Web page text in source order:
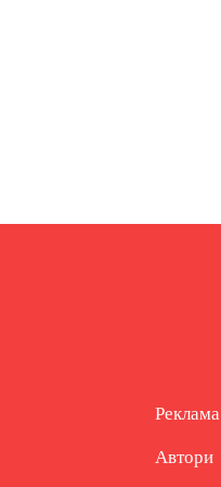
Реклама
Автори